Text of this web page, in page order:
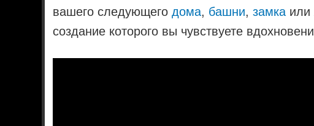
вашего следующегодома, башни,замка или
создание которого вы чувствуете